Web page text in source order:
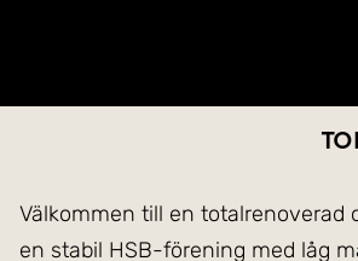
Välkommen till en
en stabil HSB-förening med låg